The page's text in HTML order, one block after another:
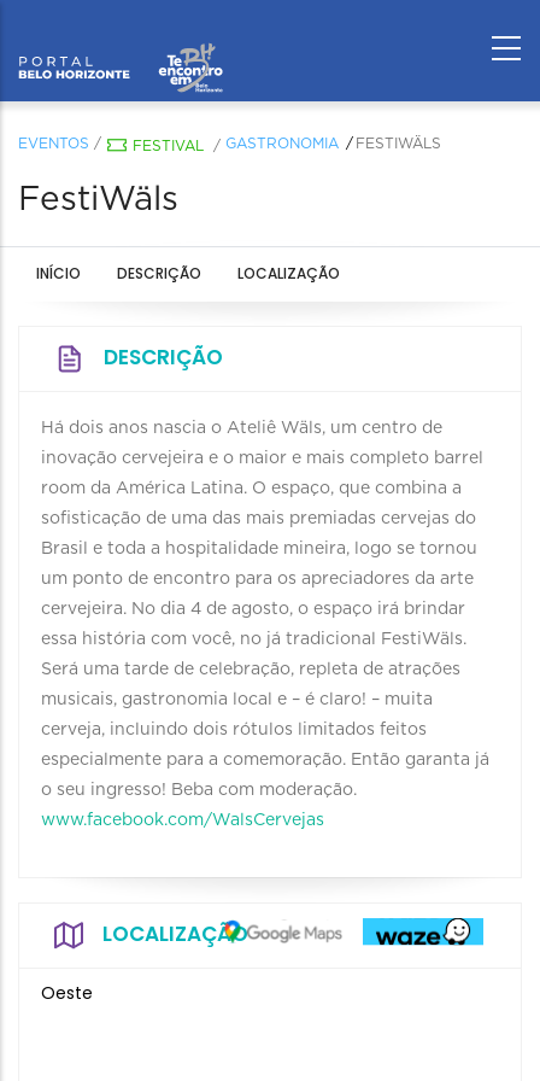
EVENTOS / FESTIVAL / GASTRONOMIA FESTIWÄLS
FestiWäls
INÍCIO DESCRIÇÃO LOCALIZAÇÃO
DESCRIÇÃO
Há dois anos nascia o Ateliê Wäls, um centro de
inovação cervejeira e o maior e mais completo barrel
room da América Latina. O espaço, que combina a
sofisticação de uma das mais premiadas cervejas do
Brasil e toda a hospitalidade mineira, logo se tornou
um ponto de encontro para os apreciadores da arte
cervejeira. No dia 4 de agosto, o espaço irá brindar
essa história com você, no já tradicional FestiWäls.
Será uma tarde de celebração, repleta de atrações
musicais, gastronomia local e – é claro! – muita
cerveja, incluindo dois rótulos limitados feitos
especialmente para a comemoração. Então garanta já
o seu ingresso! Beba com moderação.
www.facebook.com/WalsCervejas
LOCALIZAÇÃO
Oeste